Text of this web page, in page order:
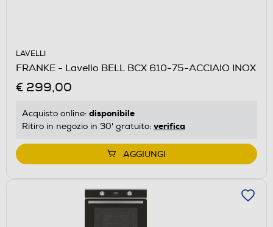
LAVELLI
FRANKE - Lavello BELL BCX 610-75-ACCIAIO INOX
€ 299,00
Acquisto online: disponibile
Ritiro in negozio in 30' gratuito: verifica
AGGIUNGI